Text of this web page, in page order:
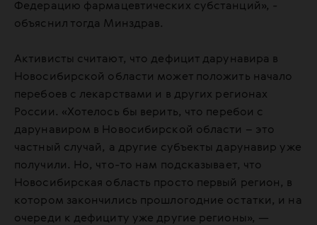
Федерацию фармацевтических субстанций», -
объяснил тогда Минздрав.
Активисты считают, что дефицит дарунавира в
Новосибирской области может положить начало
перебоев с лекарствами и в других регионах
России. «Хотелось бы верить, что перебои с
дарунавиром в Новосибирской области – это
частный случай, а другие субъекты дарунавир уже
получили. Но, что-то нам подсказывает, что
Новосибирская область просто первый регион, в
котором закончились прошлогодние остатки, и на
очереди к дефициту уже другие регионы», —